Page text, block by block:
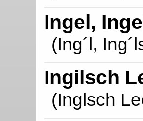
Ingel,
(Ing´l,
Ingilsch
(Inglsch